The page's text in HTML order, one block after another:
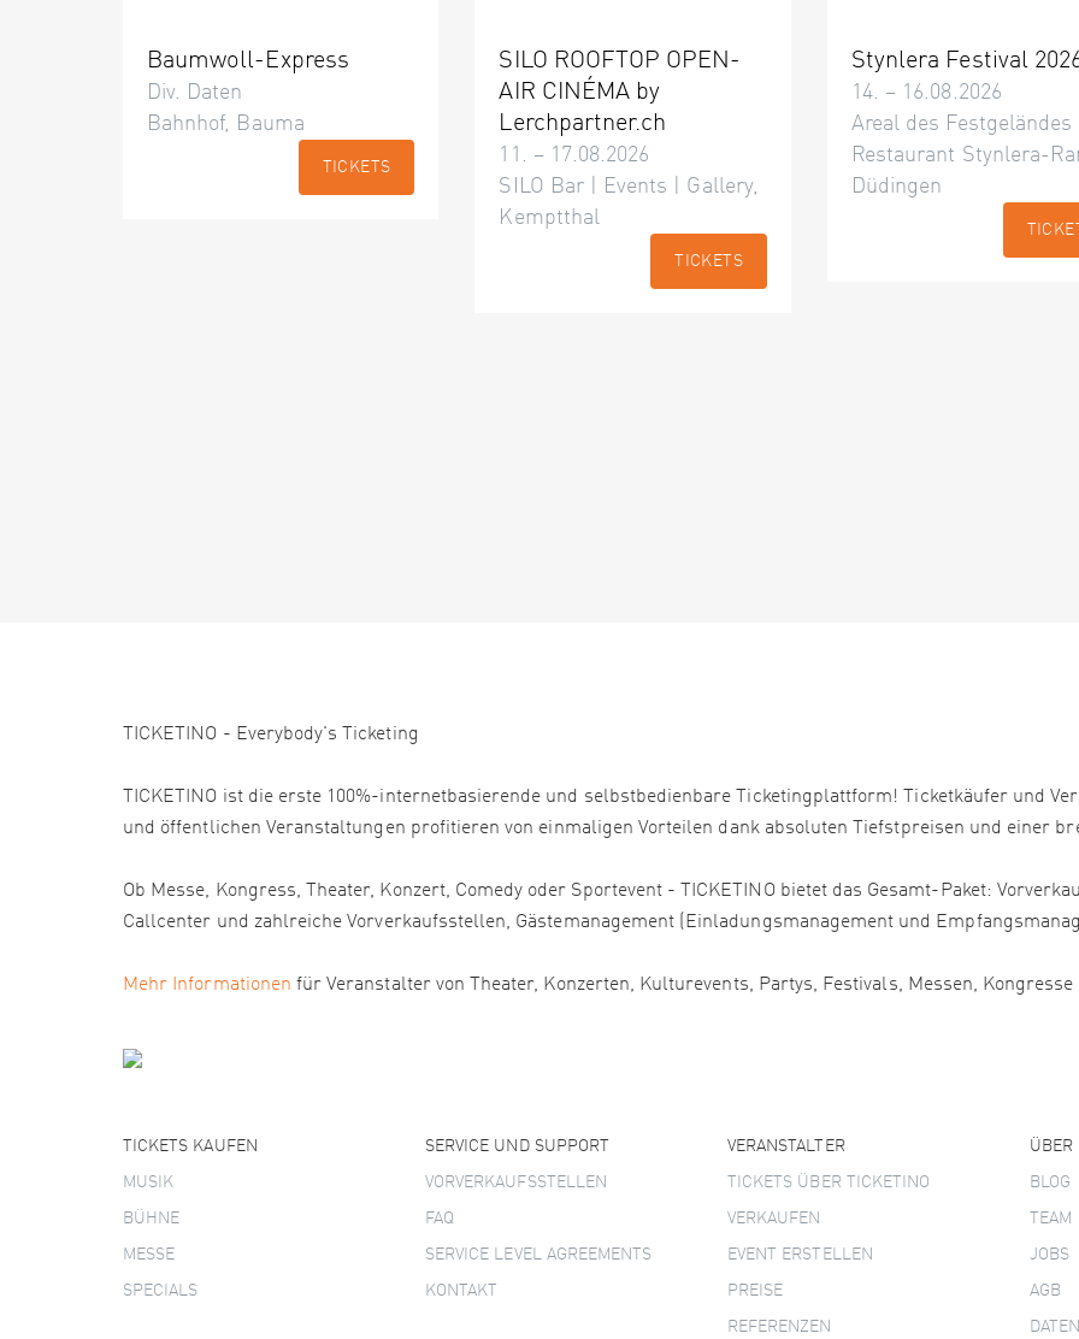
Baumwoll-Express
Div. Daten
Bahnhof, Bauma
TICKETS
SILO ROOFTOP OPEN-
AIR CINÉMA by
Lerchpartner.ch
11. – 17.08.2026
SILO Bar | Events | Gallery,
Kemptthal
TICKETS
Stynlera Festival
14. – 16.08.2026
Areal des Festgeländes
Restaurant Stynlera-
Düdingen
TICKETINO - Everybody's Ticketing
TICKETINO ist die erste 100%-internetbasierende und selbstbedienbare Ticketingplattform! Ticketkäufer und
und öffentlichen Veranstaltungen profitieren von einmaligen Vorteilen dank absoluten Tiefstpreisen und einer
Ob Messe, Kongress, Theater, Konzert, Comedy oder Sportevent - TICKETINO bietet das Gesamt-Paket:
Callcenter und zahlreiche Vorverkaufsstellen, Gästemanagement (Einladungsmanagement und
Mehr Informationen für Veranstalter von Theater, Konzerten, Kulturevents, Partys, Festivals, Messen,
TICKETS KAUFEN
MUSIK
BÜHNE
MESSE
SPECIALS
SERVICE UND SUPPORT
VORVERKAUFSSTELLEN
FAQ
SERVICE LEVEL AGREEMENTS
KONTAKT
VERANSTALTER
TICKETS ÜBER TICKETINO
VERKAUFEN
EVENT ERSTELLEN
PREISE
REFERENZEN
ÜBER
BLOG
TEAM
JOBS
AGB